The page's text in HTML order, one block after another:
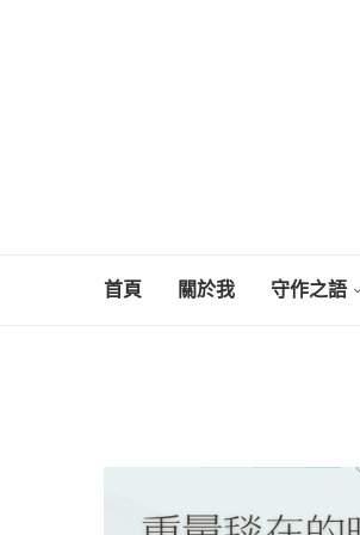
首頁 關於我 守作之語